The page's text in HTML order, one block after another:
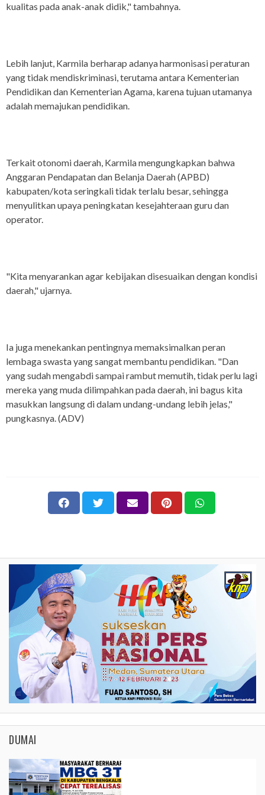
kualitas pada anak-anak didik," tambahnya.
Lebih lanjut, Karmila berharap adanya harmonisasi peraturan
yang tidak mendiskriminasi, terutama antara Kementerian
Pendidikan dan Kementerian Agama, karena tujuan utamanya
adalah memajukan pendidikan.
Terkait otonomi daerah, Karmila mengungkapkan bahwa
Anggaran Pendapatan dan Belanja Daerah (APBD)
kabupaten/kota seringkali tidak terlalu besar, sehingga
menyulitkan upaya peningkatan kesejahteraan guru dan
operator.
"Kita menyarankan agar kebijakan disesuaikan dengan kondisi
daerah," ujarnya.
Ia juga menekankan pentingnya memaksimalkan peran
lembaga swasta yang sangat membantu pendidikan. "Dan
yang sudah mengabdi sampai rambut memutih, tidak perlu lagi
mereka yang muda dilimpahkan pada daerah, ini bagus kita
masukkan langsung di dalam undang-undang lebih jelas,"
pungkasnya. (ADV)
DUMAI